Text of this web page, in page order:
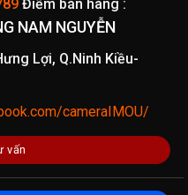
Điểm bán hàng :
NAM NGUYỄN
Lợi, Q.Ninh Kiều-
cameraIMOU/
vấn